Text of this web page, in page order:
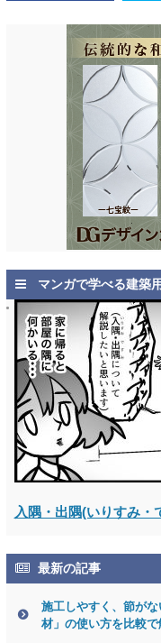
マンガで学べる建築
入隅・出隅(いりすみ・
最新の記事
施工しやすく、節が
材」の使い方を比較で